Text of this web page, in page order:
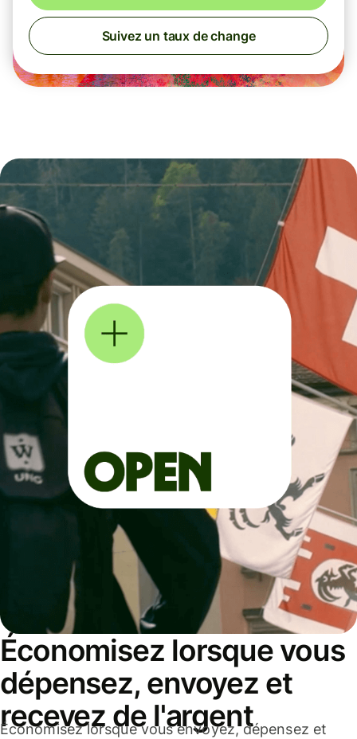
Suivez un taux de change
Économisez lorsque vous
dépensez, envoyez et
recevez de l'argent
Économisez lorsque vous envoyez, dépensez et